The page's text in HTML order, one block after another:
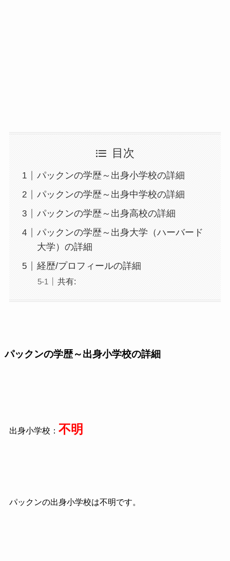
目次
パックンの学歴～出身小学校の詳細
パックンの学歴～出身中学校の詳細
パックンの学歴～出身高校の詳細
パックンの学歴～出身大学（ハーバード
大学）の詳細
経歴/プロフィールの詳細
共有:
パックンの学歴～出身小学校の詳細
出身小学校： 不明
パックンの出身小学校は不明です。